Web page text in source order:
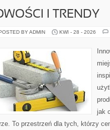
I TRENDY
BY ADMIN KWI - 28 - 2026
jak
To przestrzeń dla tych, którzy